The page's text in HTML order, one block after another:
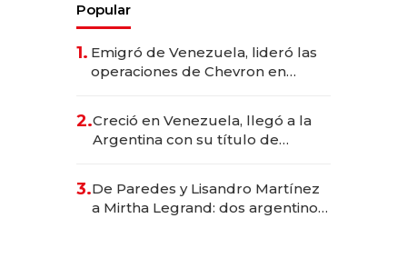
Popular
1. Emigró de Venezuela, lideró las
operaciones de Chevron en
2.Creció en Venezuela, llegó a la
Argentina con su título de
las marcas "fast premium"
3.De Paredes y Lisandro Martínez
a Mirtha Legrand: dos argentinos